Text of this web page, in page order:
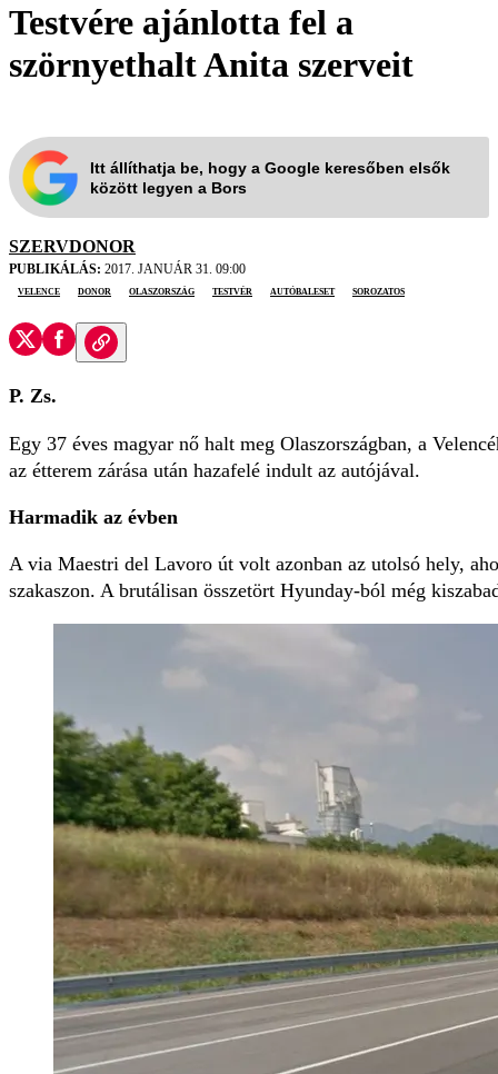
Testvére ajánlotta fel a
szörnyethalt Anita szerveit
Itt állíthatja be, hogy a Google keresőben elsők
között legyen a Bors
SZERVDONOR
PUBLIKÁLÁS: 2017. JANUÁR 31. 09:00
Velence
donor Olaszország testvér autóbaleset sorozatos
P. Zs.
Egy 37 éves magyar nő halt meg Olaszországban, a
az étterem zárása után hazafelé indult az autójával.
Harmadik az évben
A via Maestri del Lavoro út volt azonban az utolsó hely,
szakaszon. A brutálisan összetört Hyunday-ból még